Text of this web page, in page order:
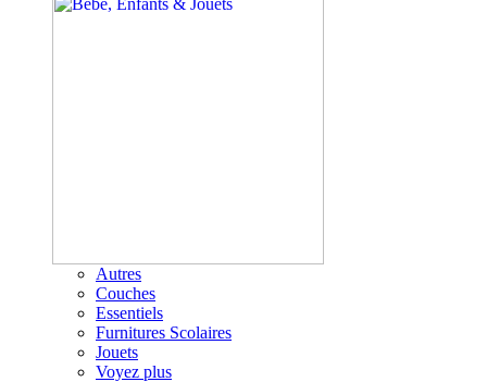
Autres
Couches
Essentiels
Furnitures Scolaires
Jouets
Voyez plus